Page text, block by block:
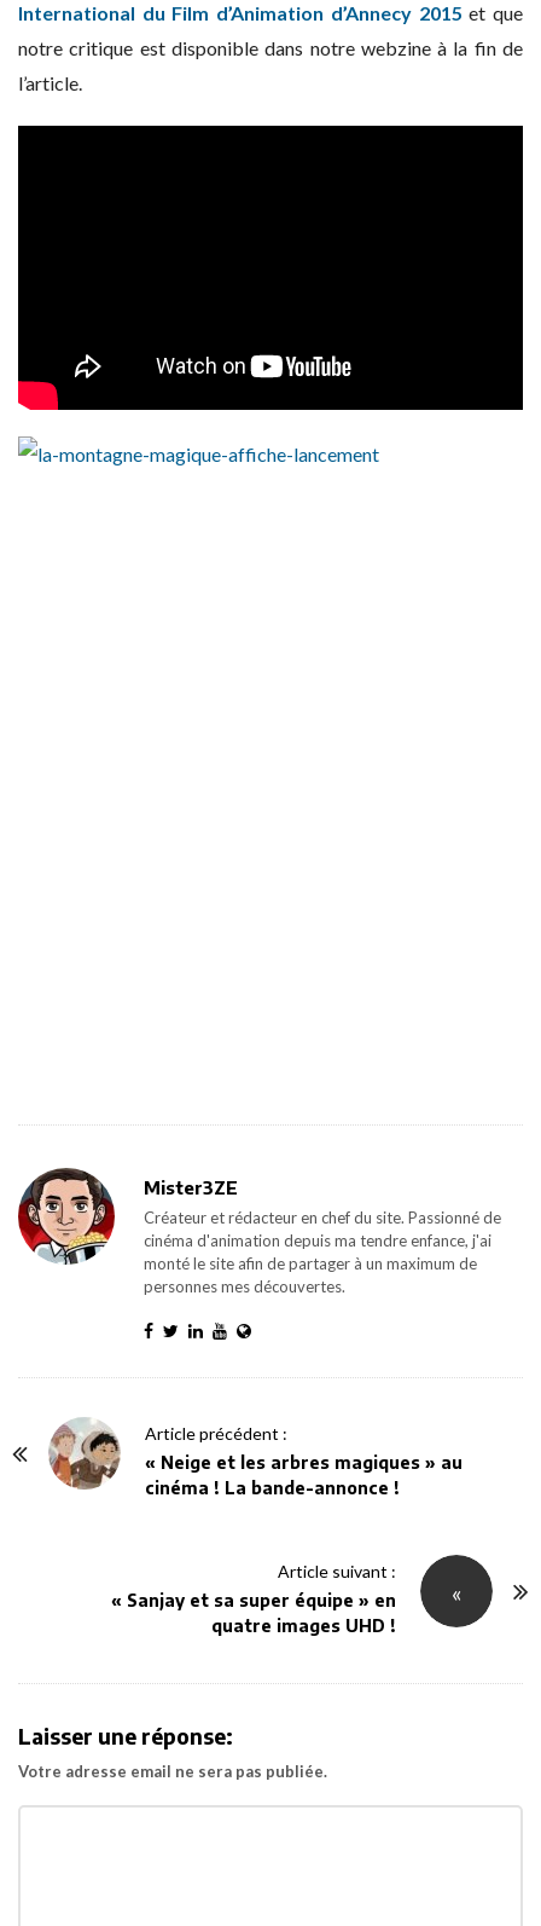
International du Film d’Animation d’Annecy 2015 et que
notre critique est disponible dans notre webzine à la fin de
l’article.
Mister3ZE
Créateur et rédacteur en chef du site. Passionné de
cinéma d'animation depuis ma tendre enfance, j'ai
monté le site afin de partager à un maximum de
personnes mes découvertes.
Article précédent :
« Neige et les arbres magiques » au
cinéma ! La bande-annonce !
«
Article suivant :
« Sanjay et sa super équipe » en
quatre images UHD !
Laisser une réponse:
Votre adresse email ne sera pas publiée.